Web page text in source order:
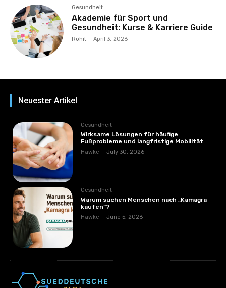
Gesundheit
Akademie für Sport und
Gesundheit: Kurse & Karriere Guide
Rohit - April 3, 2026
Neuester Artikel
Gesundheit
Wirksame Lösungen für häufige
Fußprobleme und langfristige Mobilität
Hawke - July 30, 2026
Gesundheit
Warum suchen Menschen nach „Kamagra
kaufen“?
Hawke - June 5, 2026